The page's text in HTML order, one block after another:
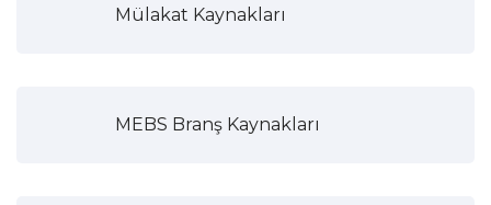
Mülakat Kaynakları
MEBS Branş Kaynakları